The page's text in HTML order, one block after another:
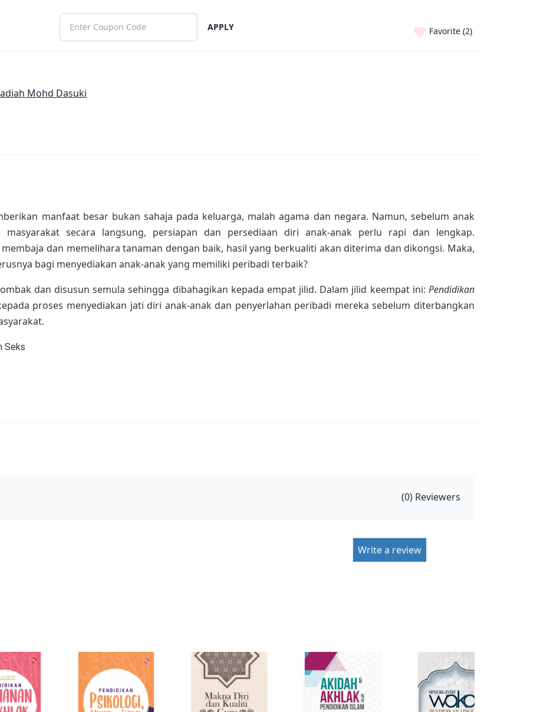
APPLY Favorite (2)
Mohd Dasuki
manfaat besar bukan sahaja pada keluarga, malah agama dan negara. Namun, sebelum anak
secara langsung, persiapan dan persediaan diri anak-anak perlu rapi dan lengkap.
dan memelihara tanaman dengan baik, hasil yang berkualiti akan diterima dan dikongsi. Maka,
bagi menyediakan anak-anak yang memiliki peribadi terbaik?
dan disusun semula sehingga dibahagikan kepada empat jilid. Dalam jilid keempat ini:Pendidikan
proses menyediakan jati diri anak-anak dan penyerlahan peribadi mereka sebelum diterbangkan
Seks
(0) Reviewers
Write a review